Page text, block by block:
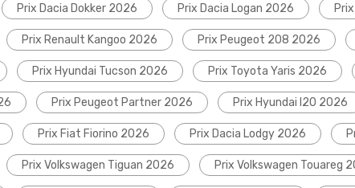
Prix Dacia Dokker 2026 Prix Dacia Logan 2026
Prix Renault Kangoo 2026 Prix Peugeot 208 2026
Prix Hyundai Tucson 2026 Prix Toyota Yaris 2026
Prix Peugeot Partner 2026 Prix Hyundai I20 2026
Prix Fiat Fiorino 2026 Prix Dacia Lodgy 2026
Prix Volkswagen Tiguan 2026 Prix Volkswagen Touareg